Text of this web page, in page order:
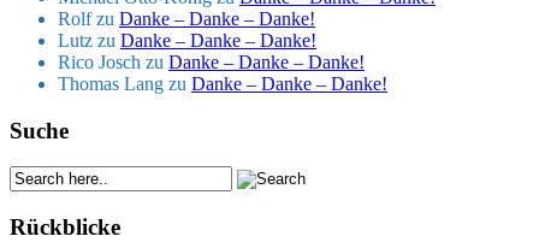
Rolfzu Danke – Danke – Danke!
Lutz zu Danke – Danke – Danke!
Rico Josch zu Danke – Danke – Danke!
Thomas Lang zu Danke – Danke – Danke!
Suche
Rückblicke